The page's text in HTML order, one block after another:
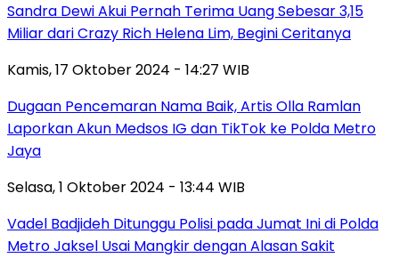
Sandra Dewi Akui Pernah Terima Uang Sebesar 3,15
Miliar dari Crazy Rich Helena Lim, Begini Ceritanya
Kamis, 17 Oktober 2024 - 14:27 WIB
Dugaan Pencemaran Nama Baik, Artis Olla Ramlan
Laporkan Akun Medsos IG dan TikTok ke Polda Metro
Jaya
Selasa, 1 Oktober 2024 - 13:44 WIB
Vadel Badjideh Ditunggu Polisi pada Jumat Ini di Polda
Metro Jaksel Usai Mangkir dengan Alasan Sakit